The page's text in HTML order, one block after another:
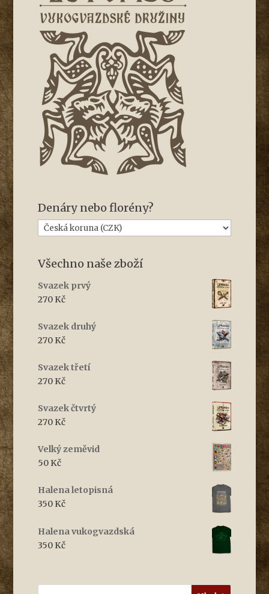
Denáry nebo florény?
Všechno naše zboží
Svazek prvý
270 Kč
Svazek druhý
270 Kč
Svazek třetí
270 Kč
Svazek čtvrtý
270 Kč
Velký zeměvid
50 Kč
Halena letopisná
350 Kč
Halena vukogvazdská
350 Kč